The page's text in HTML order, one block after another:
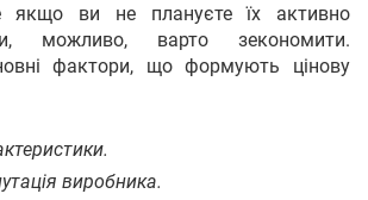
якщо ви не плануєте їх активно
можливо, варто зекономити.
фактори, що формують цінову
виробника.